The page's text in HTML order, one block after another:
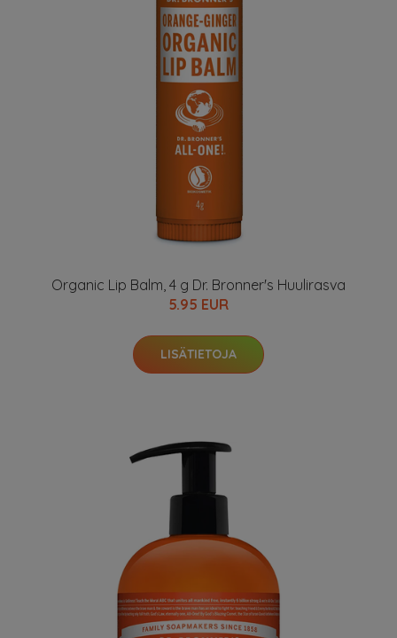
Organic Lip Balm, 4 g Dr. Bronner's Huulirasva
5.95 EUR
LISÄTIETOJA